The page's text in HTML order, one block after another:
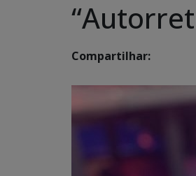
Compartilhar: